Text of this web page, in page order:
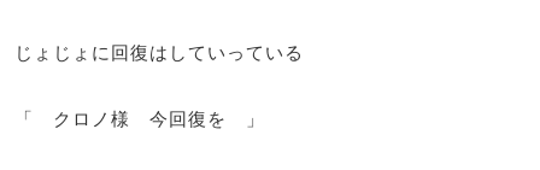
じょじょに回復はしていっている
「 クロノ様 今回復を 」